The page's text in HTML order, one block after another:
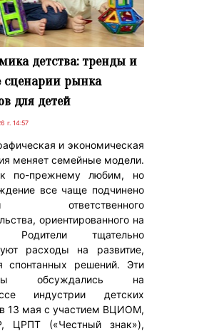
детства: тренды и
сценарии рынка
для детей
г. 14:57
и экономическая
меняет семейные модели.
по-прежнему любим, но
все чаще подчинено
ответственного
ориентированного на
Родители тщательно
расходы на развитие,
спонтанных решений. Эти
обсуждались на
индустрии детских
13 мая с участием ВЦИОМ,
ЦРПТ («Честный знак»),